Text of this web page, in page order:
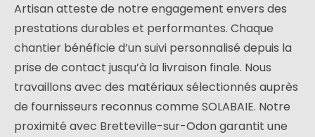
Artisan atteste de notre engagement envers des
prestations durables et performantes. Chaque
chantier bénéficie d’un suivi personnalisé depuis la
prise de contact jusqu’à la livraison finale. Nous
travaillons avec des matériaux sélectionnés auprès
de fournisseurs reconnus comme SOLABAIE. Notre
proximité avec Bretteville-sur-Odon garantit une